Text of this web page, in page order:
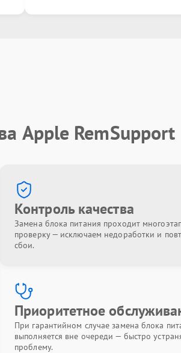
Apple RemSupport
Контроль качества
Замена блока питания проходит
проверку — исключаем недоработки и
сбои.
Приоритетное
При гарантийном случае замена блока
выполняется вне очереди — быстро
проблему.